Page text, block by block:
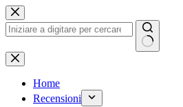
Salta
al
contenuto
Nessun
risultato
Home
Recensioni